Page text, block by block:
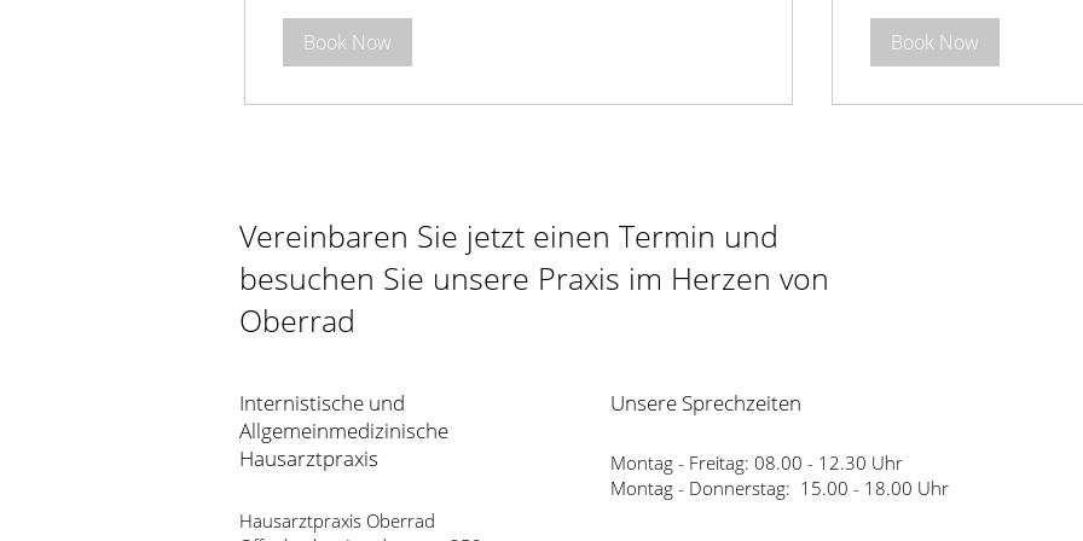
Book Now Book Now
Vereinbaren Sie jetzt einen Termin und
besuchen Sie unsere Praxis im Herzen von
Oberrad
Internistische und
Allgemeinmedizinische
Hausarztpraxis
Hausarztpraxis Oberrad
Unsere Sprechzeiten
Montag - Freitag: 08.00 - 12.30 Uhr
Montag - Donnerstag: 15.00 - 18.00 Uhr